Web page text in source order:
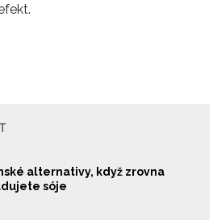
alternativy, když zrovna
sóje